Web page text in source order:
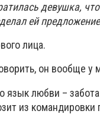
девушка,
ей
лица.
он вообще у
язык любви –
из